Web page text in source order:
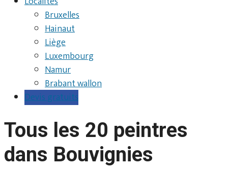
Bruxelles
Hainaut
Liège
Luxembourg
Namur
Brabant wallon
Devis gratuits
Tous les 20 peintres
dans Bouvignies